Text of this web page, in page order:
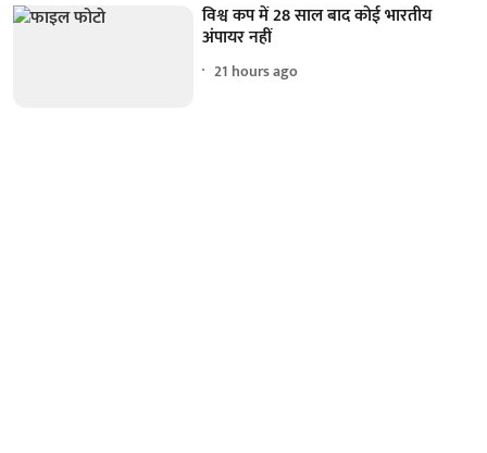
विश्व कप में 28 साल बाद कोई भारतीय
अंपायर नहीं
21 hours ago